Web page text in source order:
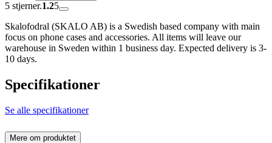
5 stjerner.1.25
Skalofodral (SKALO AB) is a Swedish based company with main
focus on phone cases and accessories. All items will leave our
warehouse in Sweden within 1 business day. Expected delivery is 3-
10 days.
Specifikationer
Se alle specifikationer
Mere om produktet